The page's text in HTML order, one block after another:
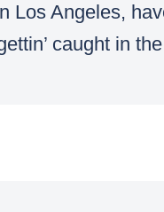
Los Angeles,
caught in